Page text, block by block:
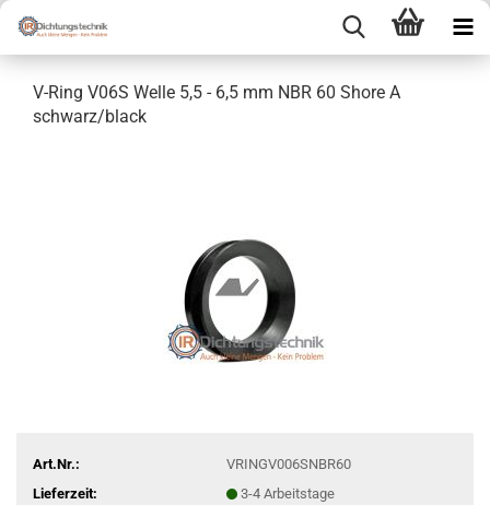
V-Ring V06S Welle 5,5 - 6,5 mm NBR 60 Shore A
schwarz/black
Art.Nr.:
VRINGV006SNBR60
Lieferzeit:
3-4 Arbeitstage